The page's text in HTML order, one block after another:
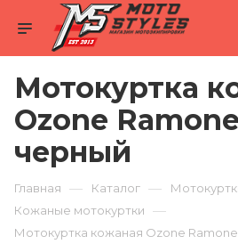
Мотокуртка
Ozone
черный
Главная — Каталог —
Кожаные мотокуртки —
Мотокуртка кожаная Ozone